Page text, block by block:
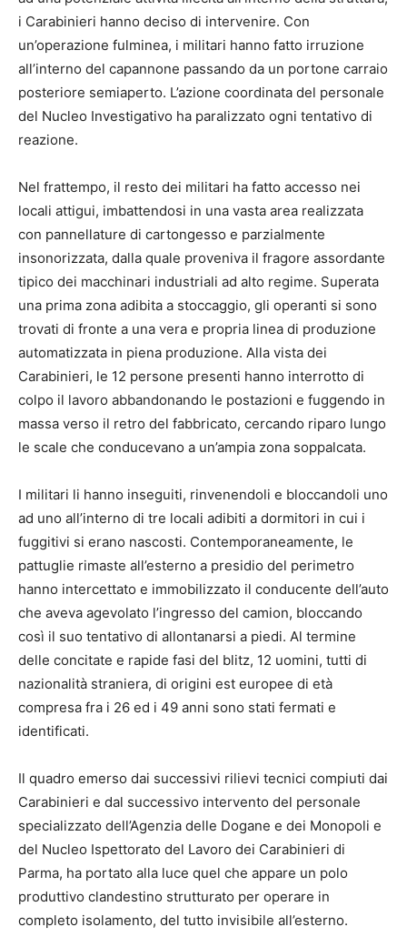
i Carabinieri hanno deciso di intervenire. Con
un’operazione fulminea, i militari hanno fatto irruzione
all’interno del capannone passando da un portone carraio
posteriore semiaperto. L’azione coordinata del personale
del Nucleo Investigativo ha paralizzato ogni tentativo di
reazione.
Nel frattempo, il resto dei militari ha fatto accesso nei
locali attigui, imbattendosi in una vasta area realizzata
con pannellature di cartongesso e parzialmente
insonorizzata, dalla quale proveniva il fragore assordante
tipico dei macchinari industriali ad alto regime. Superata
una prima zona adibita a stoccaggio, gli operanti si sono
trovati di fronte a una vera e propria linea di produzione
automatizzata in piena produzione. Alla vista dei
Carabinieri, le 12 persone presenti hanno interrotto di
colpo il lavoro abbandonando le postazioni e fuggendo in
massa verso il retro del fabbricato, cercando riparo lungo
le scale che conducevano a un’ampia zona soppalcata.
I militari li hanno inseguiti, rinvenendoli e bloccandoli uno
ad uno all’interno di tre locali adibiti a dormitori in cui i
fuggitivi si erano nascosti. Contemporaneamente, le
pattuglie rimaste all’esterno a presidio del perimetro
hanno intercettato e immobilizzato il conducente dell’auto
che aveva agevolato l’ingresso del camion, bloccando
così il suo tentativo di allontanarsi a piedi. Al termine
delle concitate e rapide fasi del blitz, 12 uomini, tutti di
nazionalità straniera, di origini est europee di età
compresa fra i 26 ed i 49 anni sono stati fermati e
identificati.
Il quadro emerso dai successivi rilievi tecnici compiuti dai
Carabinieri e dal successivo intervento del personale
specializzato dell’Agenzia delle Dogane e dei Monopoli e
del Nucleo Ispettorato del Lavoro dei Carabinieri di
Parma, ha portato alla luce quel che appare un polo
produttivo clandestino strutturato per operare in
completo isolamento, del tutto invisibile all’esterno.